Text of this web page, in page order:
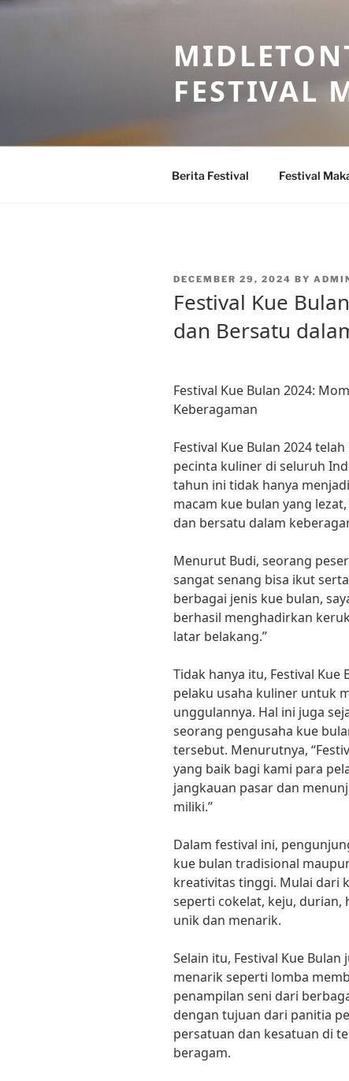
Skip
FESTIVAL
Berita Festival Festival
POSTED
DECEMBER 29, 2024 BY
Festival Kue
dan Bersatu
Festival Kue Bulan 2024:
Keberagaman
Festival Kue Bulan 2024
pecinta kuliner di seluruh
tahun ini tidak hanya
macam kue bulan yang
dan bersatu dalam
Menurut Budi, seorang
sangat senang bisa ikut
berbagai jenis kue bulan,
berhasil menghadirkan
latar belakang.”
Tidak hanya itu, Festival
pelaku usaha kuliner untuk
unggulannya. Hal ini juga
seorang pengusaha kue
tersebut. Menurutnya,
yang baik bagi kami para
jangkauan pasar dan
miliki.”
Dalam festival ini,
kue bulan tradisional
kreativitas tinggi. Mulai dari
seperti cokelat, keju, durian,
unik dan menarik.
Selain itu, Festival Kue
menarik seperti lomba
penampilan seni dari
dengan tujuan dari panitia
persatuan dan kesatuan di
beragam.